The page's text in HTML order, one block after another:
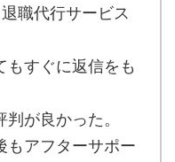
職代行サービス
すぐに返信をも
が良かった。
アフターサポー